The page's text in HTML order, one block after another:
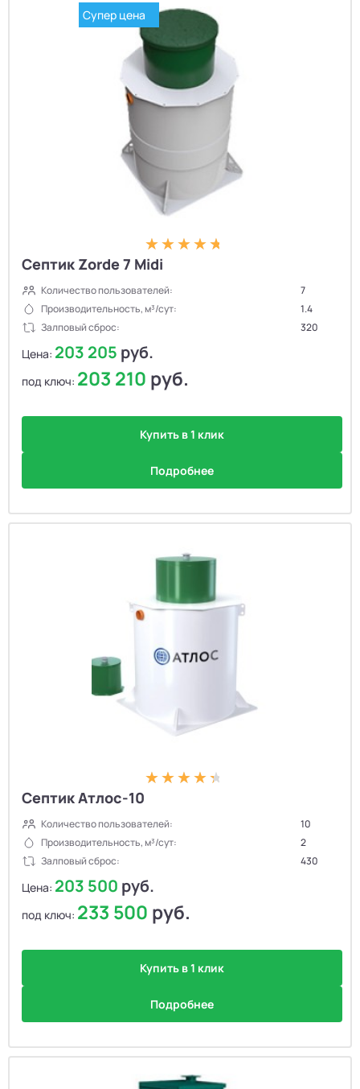
Супер цена
Септик Zorde 7 Midi
Количество пользователей:
7
Производительность, м³/сут:
1.4
Залповый сброс:
320
Цена: 203 205 руб.
под ключ: 203 210 руб.
Купить в 1 клик
Подробнее
Септик Атлос-10
Количество пользователей:
10
Производительность, м³/сут:
2
Залповый сброс:
430
Цена: 203 500 руб.
под ключ: 233 500 руб.
Купить в 1 клик
Подробнее